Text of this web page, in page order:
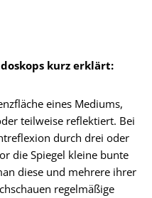
kurz erklärt:
eines Mediums,
teilweise reflektiert. Bei
durch drei oder
die Spiegel kleine bunte
diese und mehrere ihrer
regelmäßige